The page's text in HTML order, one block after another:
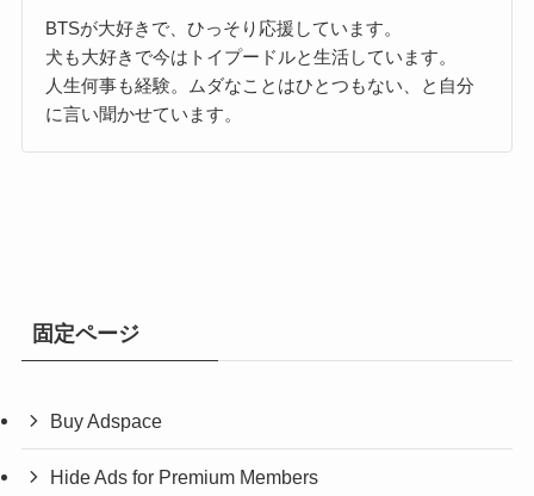
BTSが大好きで、ひっそり応援しています。
犬も大好きで今はトイプードルと生活しています。
人生何事も経験。ムダなことはひとつもない、と自分
に言い聞かせています。
固定ページ
Buy Adspace
Hide Ads for Premium Members